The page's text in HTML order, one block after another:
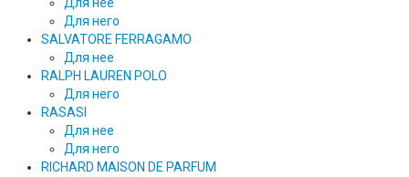
Для нее
Для него
SALVATORE FERRAGAMO
Для нее
RALPH LAUREN POLO
Для него
RASASI
Для нее
Для него
RICHARD MAISON DE PARFUM